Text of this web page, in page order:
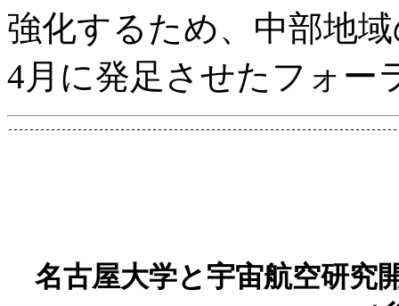
強化するため、中部地
4月に発足させたフォー
名古屋大学と宇宙航空研究